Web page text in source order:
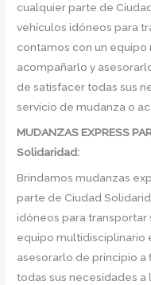
cualquier parte de
vehículos idóneos para
contamos con un
acompañarlo y
de satisfacer todas sus
servicio de mudanza o
MUDANZAS EXPRESS
Solidaridad:
Brindamos mudanzas
parte de Ciudad
idóneos para transportar
equipo multidisciplinario
asesorarlo de principio
todas sus necesidades a